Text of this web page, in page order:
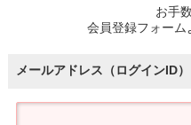
お手
会員登録フォーム
メールアドレス（ログインID）